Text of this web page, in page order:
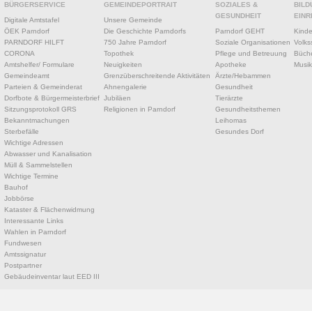
BÜRGERSERVICE
Digitale Amtstafel
ÖEK Parndorf
PARNDORF HILFT
CORONA
Amtshelfer/ Formulare
Gemeindeamt
Parteien & Gemeinderat
Dorfbote & Bürgermeisterbrief
Sitzungsprotokoll GRS
Bekanntmachungen
Sterbefälle
Wichtige Adressen
Abwasser und Kanalisation
Müll & Sammelstellen
Wichtige Termine
Bauhof
Jobbörse
Kataster & Flächenwidmung
Interessante Links
Wahlen in Parndorf
Fundwesen
Amtssignatur
Postpartner
Gebäudeinventar laut EED III
GEMEINDEPORTRAIT
Unsere Gemeinde
Die Geschichte Parndorfs
750 Jahre Parndorf
Topothek
Neuigkeiten
Grenzüberschreitende Aktivitäten
Ahnengalerie
Jubiläen
Religionen in Parndorf
SOZIALES &
GESUNDHEIT
Parndorf GEHT
Soziale Organisationen
Pflege und Betreuung
Apotheke
Ärzte/Hebammen
Gesundheit
Tierärzte
Gesundheitsthemen
Leihomas
Gesundes Dorf